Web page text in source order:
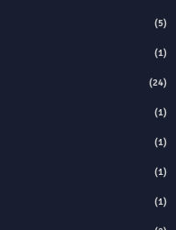
(5)
(1)
(24)
(1)
(1)
(1)
(1)